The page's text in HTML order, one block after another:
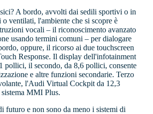
A bordo, avvolti dai sedili sportivi o in
o ventilati, l'ambiente che si scopre è
vocali – il riconoscimento avanzato
usando termini comuni – per dialogare
oppure, il ricorso ai due touchscreen
Response. Il display dell'infotainment
pollici, il secondo, da 8,6 pollici, consente
e altre funzioni secondarie. Terzo
l'Audi Virtual Cockpit da 12,3
MMI Plus.
futuro e non sono da meno i sistemi di